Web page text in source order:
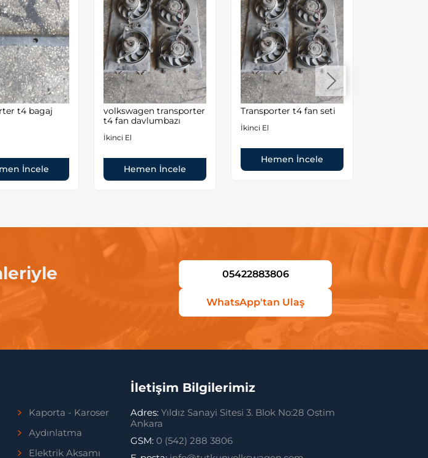
t4 bagaj
İncele
volkswagen transporter
t4 fan davlumbazı
İkinci El
Hemen İncele
Transporter t4 fan seti
İkinci El
Hemen İncele
05422883806
WhatsApp'tan Ulaş
Kaporta - Karoser
Aydınlatma
Elektrik Aksamı
İletişim Bilgilerimiz
Adres: Yıldız Sanayi Sitesi 3. Blok No:28 Ostim
Ankara
GSM: 0 (542) 288 3806